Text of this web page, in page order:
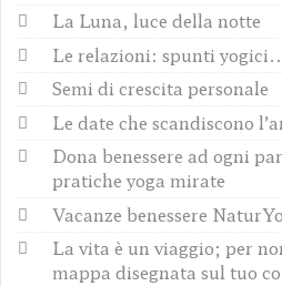
La Luna, luce della notte
Le relazioni: spunti
Semi di crescita personale
Le date che scandiscono
Dona benessere ad ogni
pratiche yoga mirate
Vacanze benessere
La vita è un viaggio; per
mappa disegnata sul tuo